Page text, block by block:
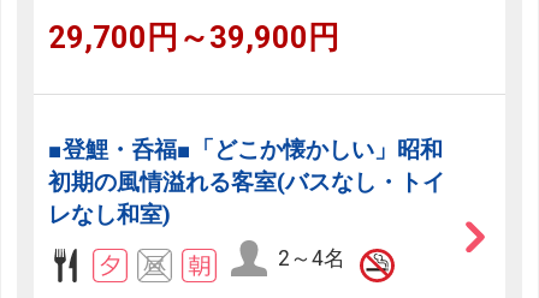
29,700円～39,900円
■登鯉・呑福■「どこか懐かしい」昭和
初期の風情溢れる客室(バスなし・トイ
レなし和室)
2～4名
いて
フリーセレクションをご利用いただけない商品
JR回数券類、ギフト券、外国通貨、直接契約型宿泊プラン、土
産品、旅行積立商品、当社が指定した商品が利用できません。